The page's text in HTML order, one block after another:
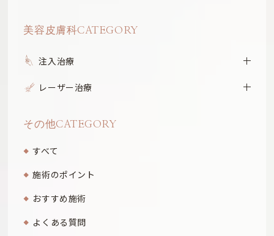
美容皮膚科CATEGORY
注入治療
レーザー治療
その他CATEGORY
すべて
施術のポイント
おすすめ施術
よくある質問